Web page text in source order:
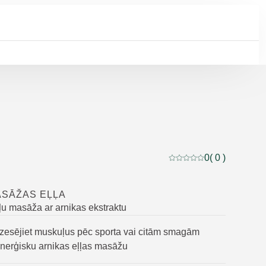
Pašreizējais
0( 0 )
EĻĻA
masāža ar arnikas ekstraktu
muskuļus pēc sporta vai citām smagām
arnikas eļļas masāžu